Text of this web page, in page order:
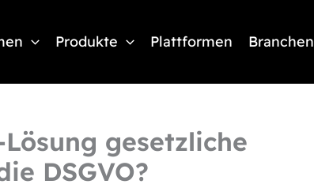
Produkte Plattformen Branchen
gesetzliche
DSGVO?